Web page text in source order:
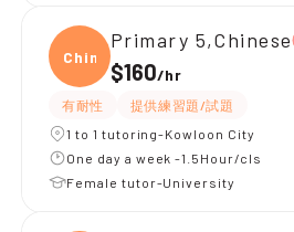
Chine
Primary 5,Chinese
$160/hr
有耐性
提供練習題/試題
1 to 1 tutoring-Kowloon City
One day a week -1.5Hour/cls
Female tutor-University